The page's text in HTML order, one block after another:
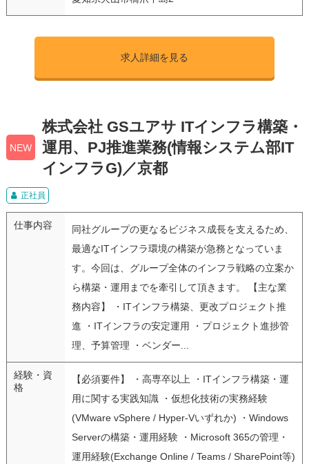
求人詳細を見る
NEW
株式会社 GSユアサ ITインフラ構築・
運用、PJ推進業務(情報システム部IT
インフラG)／京都
正社員
仕事内容
同社グループの更なるビジネス成長を支えるため、
最適なITインフラ環境の構築が急務となっていま
す。今回は、グループ全体のインフラ戦略の立案か
ら構築・運用までを牽引して頂きます。 【主な業
務内容】 ・ITインフラ構築、更改プロジェクト推
進 ・ITインフラの安定運用 ・プロジェクト進捗管
理、予算管理 ・ベンダー...
経験・資
格
【必須要件】 ・高専卒以上 ・ITインフラ構築・運
用に関する実践知識 ・仮想化技術の実務経験
(VMware vSphere / Hyper-Vいずれか) ・Windows
Serverの構築・運用経験 ・Microsoft 365の管理・
運用経験(Exchange Online / Teams / SharePoint等)